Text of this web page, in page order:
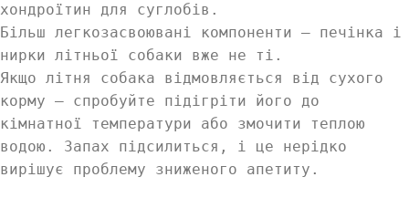
хондроїтин для суглобів.
Більш легкозасвоювані компоненти — печінка і
нирки літньої собаки вже не ті.
Якщо літня собака відмовляється від сухого
корму — спробуйте підігріти його до
кімнатної температури або змочити теплою
водою. Запах підсилиться, і це нерідко
вирішує проблему зниженого апетиту.